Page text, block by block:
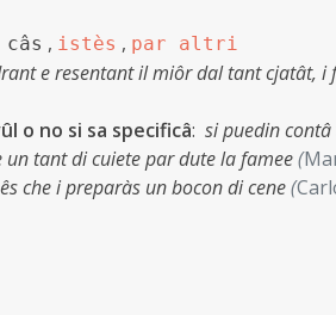
, istès , par altri
e resentant il miôr dal tant cjatât, i
o no si sa specificâ: si puedin
tant di cuiete par dute la famee(
che i preparàs un bocon di cene(